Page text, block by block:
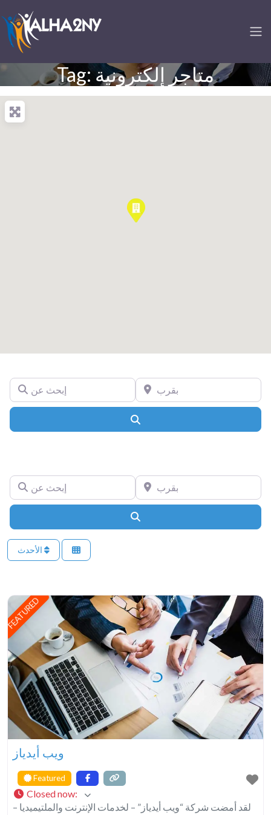
Tag: متاجر إلكترونية
إبحث عن بقرب
إبحث عن بقرب
FEATURED
ويب أيدياز
Featured
Closed now:
لقد أمضت شركة “ويب أيدياز” – لخدمات الإنترنت والملتيميديا –